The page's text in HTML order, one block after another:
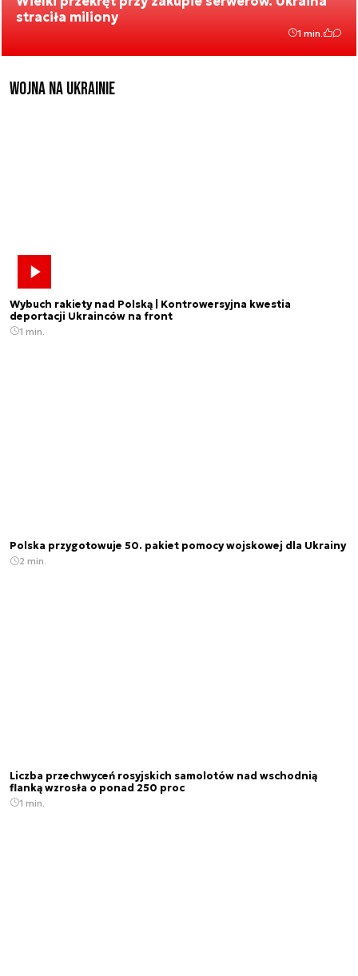
straciła miliony
1 min.
Wojna na Ukrainie
Wybuch rakiety nad Polską | Kontrowersyjna kwestia
deportacji Ukrainców na front
1 min.
Polska przygotowuje 50. pakiet pomocy wojskowej dla Ukrainy
2 min.
Liczba przechwyceń rosyjskich samolotów nad wschodnią
flanką wzrosła o ponad 250 proc
1 min.